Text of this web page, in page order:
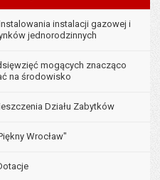
instalacji gazowej i
jednorodzinnych
mogących znacząco
na środowisko
Działu Zabytków
Wrocław"